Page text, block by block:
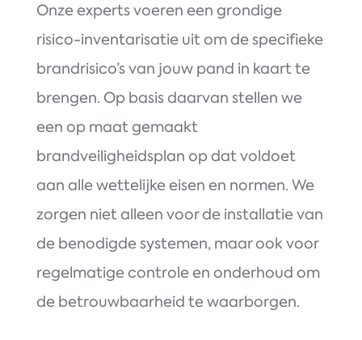
Onze experts voeren een grondige
risico-inventarisatie uit om de specifieke
brandrisico’s van jouw pand in kaart te
brengen. Op basis daarvan stellen we
een op maat gemaakt
brandveiligheidsplan op dat voldoet
aan alle wettelijke eisen en normen. We
zorgen niet alleen voor de installatie van
de benodigde systemen, maar ook voor
regelmatige controle en onderhoud om
de betrouwbaarheid te waarborgen.